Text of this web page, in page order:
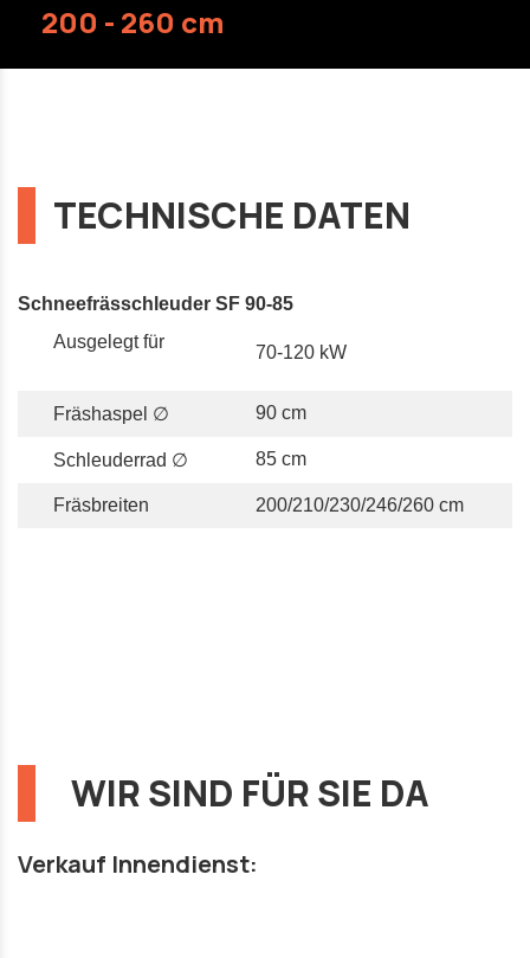
200 - 260 cm
TECHNISCHE DATEN
Schneefrässchleuder SF 90-85
Ausgelegt für
70-120 kW
Fräshaspel ∅ 90 cm
Schleuderrad ∅ 85 cm
Fräsbreiten 200/210/230/246/260 cm
WIR SIND FÜR SIE DA
Verkauf Innendienst: